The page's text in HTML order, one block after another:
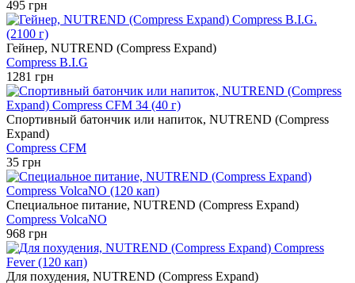
495 грн
Гейнер, NUTREND (Compress Expand)
Compress B.I.G
1281 грн
Спортивный батончик или напиток, NUTREND (Compress
Expand)
Compress CFM
35 грн
Специальное питание, NUTREND (Compress Expand)
Compress VolcaNO
968 грн
Для похудения, NUTREND (Compress Expand)